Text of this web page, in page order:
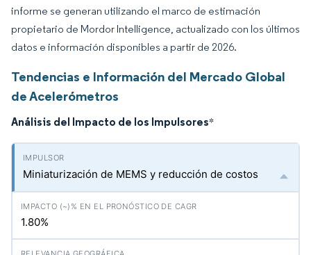
informe se generan utilizando el marco de estimación
propietario de Mordor Intelligence, actualizado con los últimos
datos e información disponibles a partir de 2026.
Tendencias e Información del Mercado Global
de Acelerómetros
Análisis del Impacto de los Impulsores*
Miniaturización de MEMS y reducción de costos
1.80%